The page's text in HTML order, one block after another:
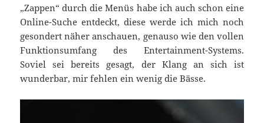
„Zappen“ durch die Menüs habe ich auch schon eine
Online-Suche entdeckt, diese werde ich mich noch
gesondert näher anschauen, genauso wie den vollen
Funktionsumfang des Entertainment-Systems.
Soviel sei bereits gesagt, der Klang an sich ist
wunderbar, mir fehlen ein wenig die Bässe.